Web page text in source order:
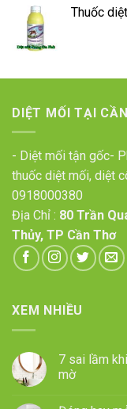
Thuốc
DIỆT MỐI TẠI
- Diệt mối tận gốc-
thuốc diệt mối, diệt
0918000380
Địa Chỉ : 80 Trần
Thủy, TP Cần Thơ
XEM NHIỀU
7 sai lầm
mờ